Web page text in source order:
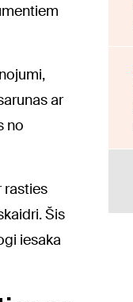
ar
no
rasties
Šis
iesaka